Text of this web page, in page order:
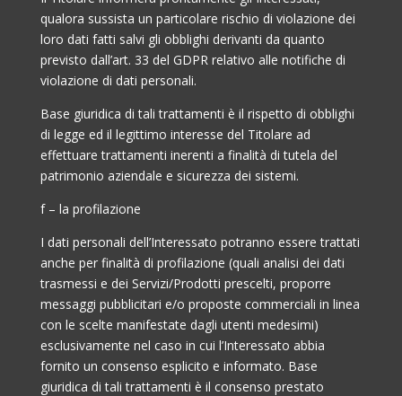
qualora sussista un particolare rischio di violazione dei
loro dati fatti salvi gli obblighi derivanti da quanto
previsto dall’art. 33 del GDPR relativo alle notifiche di
violazione di dati personali.
Base giuridica di tali trattamenti è il rispetto di obblighi
di legge ed il legittimo interesse del Titolare ad
effettuare trattamenti inerenti a finalità di tutela del
patrimonio aziendale e sicurezza dei sistemi.
f – la profilazione
I dati personali dell’Interessato potranno essere trattati
anche per finalità di profilazione (quali analisi dei dati
trasmessi e dei Servizi/Prodotti prescelti, proporre
messaggi pubblicitari e/o proposte commerciali in linea
con le scelte manifestate dagli utenti medesimi)
esclusivamente nel caso in cui l’Interessato abbia
fornito un consenso esplicito e informato. Base
giuridica di tali trattamenti è il consenso prestato